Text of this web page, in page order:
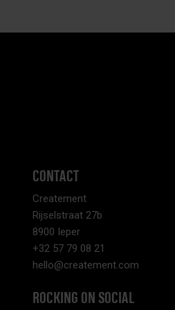
CONTACT
Createment
Rijselstraat 27b
8900 Ieper
+32 57 79 08 21
hello@createment.com
ROCKING ON SOCIAL